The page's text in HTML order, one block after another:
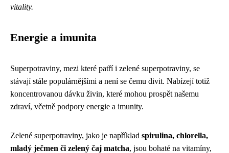
vitality.
Energie a imunita
Superpotraviny, mezi které patří i zelené superpotraviny, se
stávají stále populárnějšími a není se čemu divit. Nabízejí totiž
koncentrovanou dávku živin, které mohou prospět našemu
zdraví, včetně podpory energie a imunity.
Zelené superpotraviny, jako je například spirulina, chlorella,
mladý ječmen či zelený čaj matcha, jsou bohaté na vitamíny,